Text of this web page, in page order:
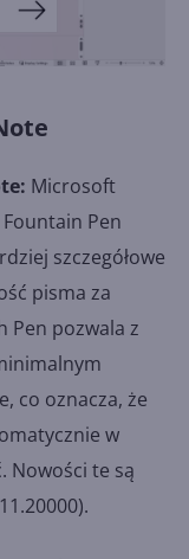
Microsoft
Pen
szczegółowe
pisma za
Pen pozwala z
co oznacza, że
w
Nowości te są